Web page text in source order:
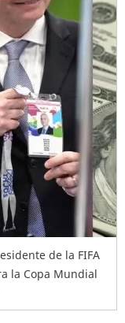
de la FIFA
la Copa Mundial